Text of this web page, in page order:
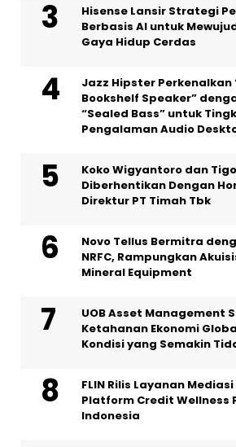
Hisense Lansir Strategi
Berbasis AI untuk
Gaya Hidup Cerdas
Jazz Hipster Perkenalkan
Bookshelf Speaker”
“Sealed Bass” untuk
Pengalaman Audio
Koko Wigyantoro dan
Diberhentikan Dengan
Direktur PT Timah Tbk
Novo Tellus Bermitra
NRFC, Rampungkan
Mineral Equipment
UOB Asset Management
Ketahanan Ekonomi
Kondisi yang Semakin
FLIN Rilis Layanan
Platform Credit Wellness
Indonesia